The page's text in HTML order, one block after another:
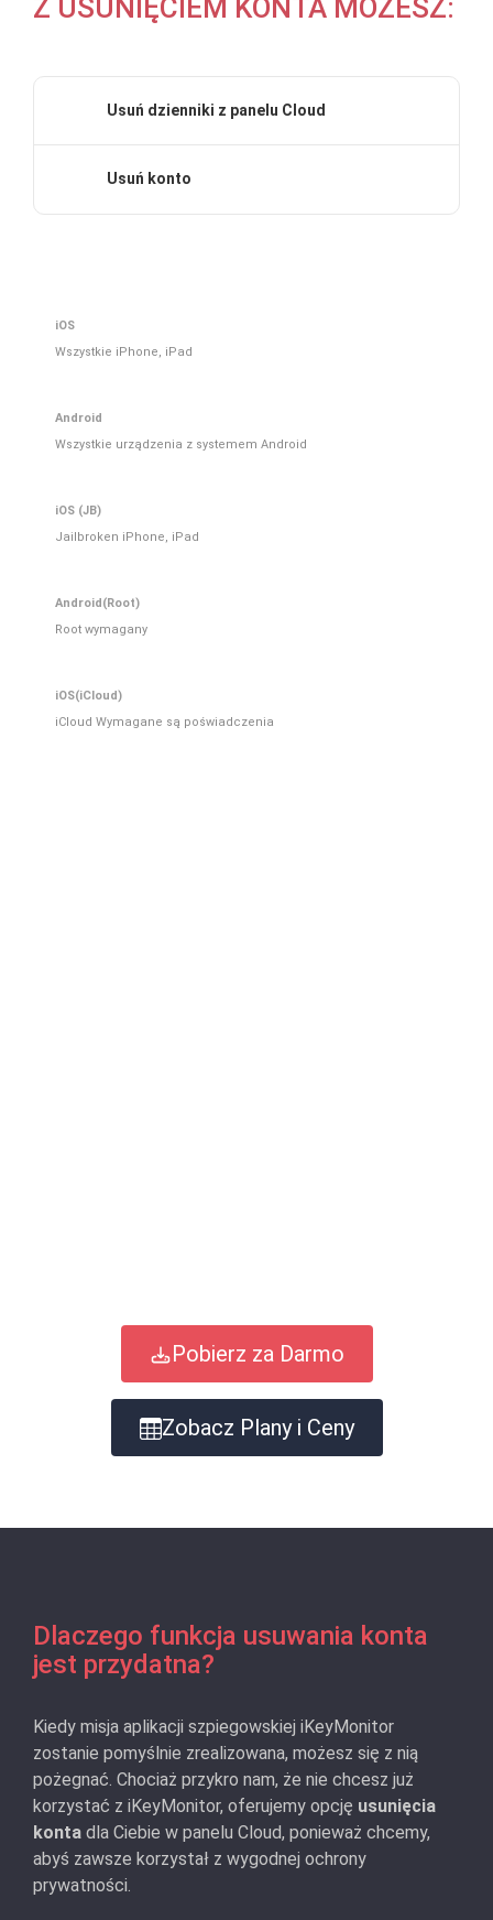
Z USUNIĘCIEM KONTA MOŻESZ:
Usuń dzienniki z panelu Cloud
Usuń konto
iOS
Wszystkie iPhone, iPad
Android
Wszystkie urządzenia z systemem Android
iOS (JB)
Jailbroken iPhone, iPad
Android(Root)
Root wymagany
iOS(iCloud)
iCloud Wymagane są poświadczenia
Pobierz za Darmo
Zobacz Plany i Ceny
Dlaczego funkcja usuwania konta
jest przydatna?
Kiedy misja aplikacji szpiegowskiej iKeyMonitor
zostanie pomyślnie zrealizowana, możesz się z nią
pożegnać. Chociaż przykro nam, że nie chcesz już
korzystać z iKeyMonitor, oferujemy opcję usunięcia
konta dla Ciebie w panelu Cloud, ponieważ chcemy,
abyś zawsze korzystał z wygodnej ochrony
prywatności.